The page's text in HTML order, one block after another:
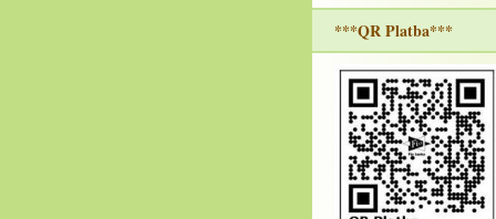
***QR Platba***